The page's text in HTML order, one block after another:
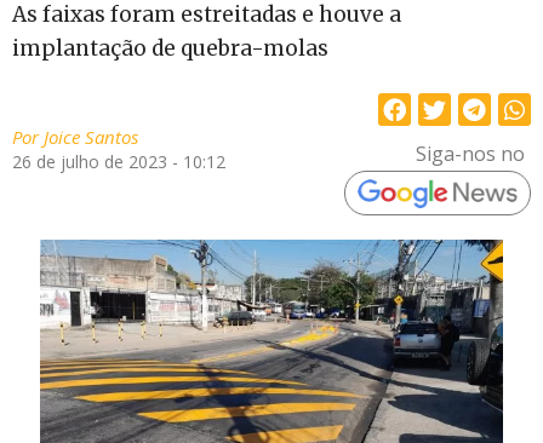
As faixas foram estreitadas e houve a
implantação de quebra-molas
PorJoice Santos
26 de julho de 2023 - 10:12 Siga-nos no